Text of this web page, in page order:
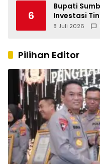
6
Bupati
Investasi
8 Juli 2026
Pilihan Editor